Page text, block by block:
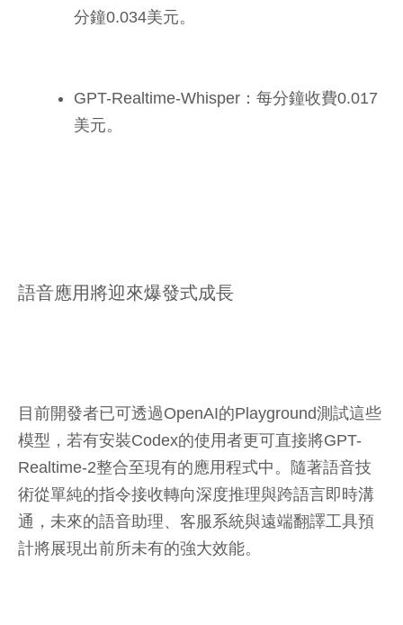
分鐘0.034美元。
GPT-Realtime-Whisper：每分鐘收費0.017
美元。
語音應用將迎來爆發式成長
目前開發者已可透過OpenAI的Playground測試這些
模型，若有安裝Codex的使用者更可直接將GPT-
Realtime-2整合至現有的應用程式中。隨著語音技
術從單純的指令接收轉向深度推理與跨語言即時溝
通，未來的語音助理、客服系統與遠端翻譯工具預
計將展現出前所未有的強大效能。